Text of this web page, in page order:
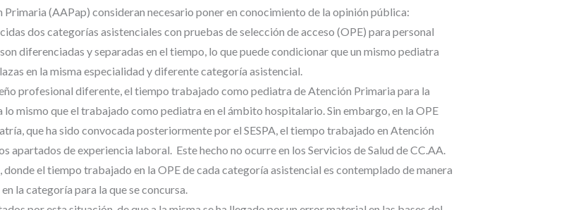
(AAPap) consideran necesario poner en conocimiento de la opinión pública:
dos categorías asistenciales con pruebas de selección de acceso (OPE) para personal
diferenciadas y separadas en el tiempo, lo que puede condicionar que un mismo pediatra
en la misma especialidad y diferente categoría asistencial.
profesional diferente, el tiempo trabajado como pediatra de Atención Primaria para la
mismo que el trabajado como pediatra en el ámbito hospitalario. Sin embargo, en la OPE
que ha sido convocada posteriormente por el SESPA, el tiempo trabajado en Atención
apartados de experiencia laboral. Este hecho no ocurre en los Servicios de Salud de CC.AA.
el tiempo trabajado en la OPE de cada categoría asistencial es contemplado de manera
la categoría para la que se concursa.